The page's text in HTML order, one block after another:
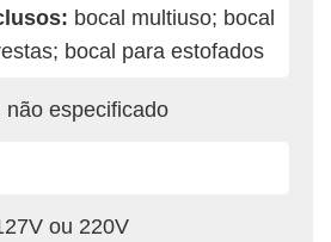
bocal multiuso; bocal
bocal para estofados
não especificado
ou 220V